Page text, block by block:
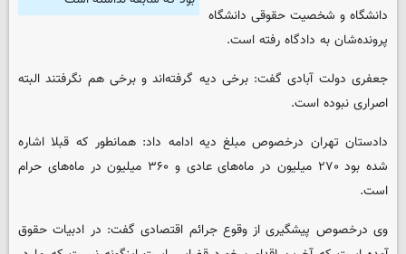
دانشگاه و شخصیت حقوقی دانشگاه
پرونده‌شان به دادگاه رفته است.
جعفری دولت آبادی گفت: برخی دیه گرفته‌اند و برخی هم نگرفتند البته
اصراری نبوده است.
دادستان تهران درخصوص مبلغ دیه ادامه داد: همانطور که قبلا اشاره
شده بود ۲۷۰ میلیون در ماه‌های عادی و ۳۶۰ میلیون در ماه‌های حرام
است.
وی درخصوص پیشگیری از وقوع جرائم اقتصادی گفت: در ادبیات حقوق